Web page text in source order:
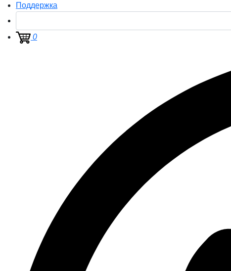
Поддержка
0